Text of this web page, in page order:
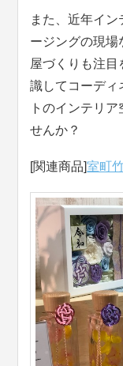
また、近年イ
ージングの現場
屋づくりも注
識してコーディ
トのインテリ
せんか？
[関連商品]室町